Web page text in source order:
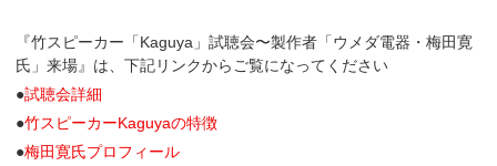
『竹スピーカー「Kaguya」試聴会〜製作者「ウメダ電器・梅田寛
氏」来場』は、下記リンクからご覧になってください
●試聴会詳細
●竹スピーカーKaguyaの特徴
●梅田寛氏プロフィール